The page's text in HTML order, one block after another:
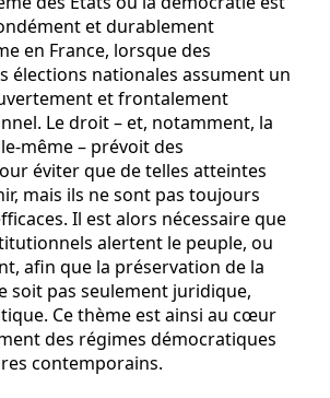
et durablement
en France, lorsque des
élections nationales assument un
et frontalement
Le droit – et, notamment, la
même – prévoit des
éviter que de telles atteintes
mais ils ne sont pas toujours
Il est alors nécessaire que
alertent le peuple, ou
afin que la préservation de la
soit pas seulement juridique,
Ce thème est ainsi au cœur
des régimes démocratiques
contemporains.